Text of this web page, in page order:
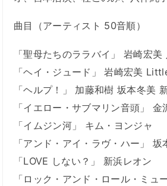
曲目（アーティスト 50音順）
「聖母たちのララバイ」 岩崎宏美
「ヘイ・ジュード」 岩崎宏美
「ヘルプ！」 加藤和樹 坂本冬美
「イエロー・サブマリン音頭」
「イムジン河」 キム・ヨンジャ
「アンド・アイ・ラヴ・ハー」
「LOVE しない？」 新浜レオン
「ロック・アンド・ロール・ミ